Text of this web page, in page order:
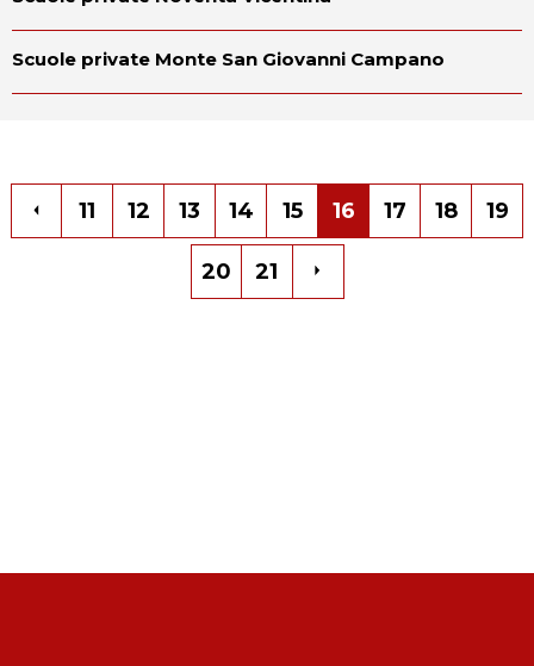
Scuole private Monte San Giovanni Campano
11 12 13 14 15 16 17 18 19
20 21